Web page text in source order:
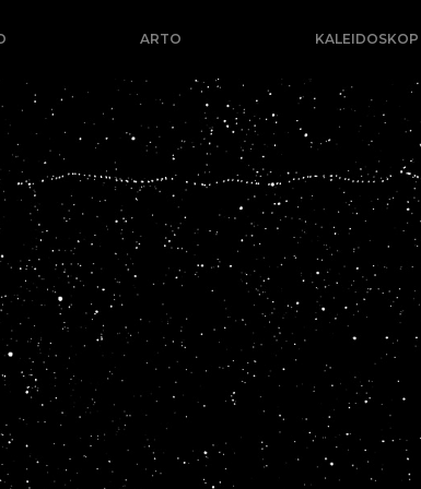
ARTO KALEIDOSKOP